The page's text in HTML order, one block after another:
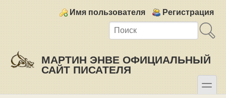
Login links
Имя пользователя Регистрация
МАРТИН ЭНВЕ ОФИЦИАЛЬНЫЙ
САЙТ ПИСАТЕЛЯ
toggle